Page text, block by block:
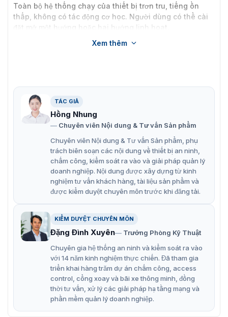
Toàn bộ hệ thống chạy của thiết bị trơn tru, tiếng ồn
thấp, không có tác động cơ học. Người dùng có thể cài
đặt mở một hướng hoặc hai hướng linh hoạt.
Cổng Flap Barrier Daosafe DSN-30
Đặc điểm nổi bật cổng tự động
Daosafe DSN-30
Cổng Daosafe DSN-30 là một giải pháp hoàn hảo cho
các công trình cần kiểm soát ra vào một cách hiệu quả
và an toàn. Với sự kết hợp hoàn hảo giữa công nghệ
tiên tiến và thiết kế tinh tế, sản phẩm đáp ứng nhu cầu
bảo mật và quản lý truy cập hiệu quả.
Cánh tay tự động khóa trong vòng 5 giây sau khi xác
thực thông tin thành công.
Xem thêm
TÁC GIẢ
Hồng Nhung
Chuyên viên Nội dung & Tư vấn Sản phẩm
Chuyên viên Nội dung & Tư vấn Sản phẩm, phụ
trách biên soạn các nội dung về thiết bị an ninh,
chấm công, kiểm soát ra vào và giải pháp quản lý
doanh nghiệp. Nội dung được xây dựng từ kinh
nghiệm tư vấn khách hàng, tài liệu sản phẩm và
được kiểm duyệt chuyên môn trước khi đăng tải.
KIỂM DUYỆT CHUYÊN MÔN
Đặng Đình Xuyên
Trưởng Phòng Kỹ Thuật
Chuyên gia hệ thống an ninh và kiểm soát ra vào
với 14 năm kinh nghiệm thực chiến. Đã tham gia
triển khai hàng trăm dự án chấm công, access
control, cổng xoay và bãi xe thông minh, đồng
thời tư vấn, xử lý các giải pháp hạ tầng mạng và
phần mềm quản lý doanh nghiệp.